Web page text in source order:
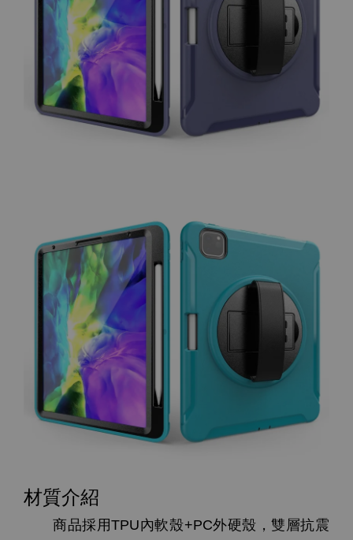
材質介紹
商品採用TPU內軟殼+PC外硬殼，雙層抗震